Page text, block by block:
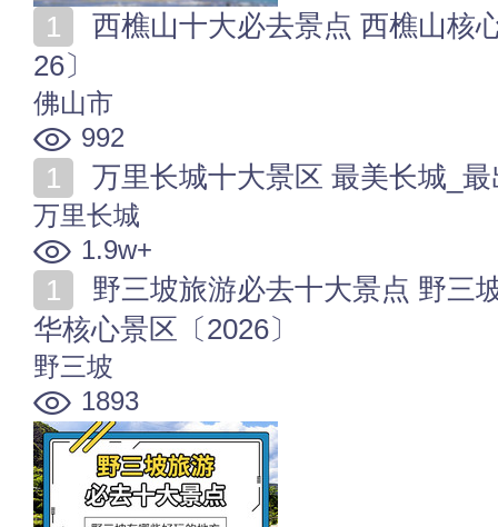
26〕
佛山市
992
万里长城十大景区 最美长城_最出名长
万里长城
1.9w+
华核心景区〔2026〕
野三坡
1893